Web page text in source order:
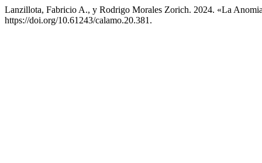
Lanzillota, Fabricio A., y Rodrigo Morales Zorich. 2024. «La
https://doi.org/10.61243/calamo.20.381.